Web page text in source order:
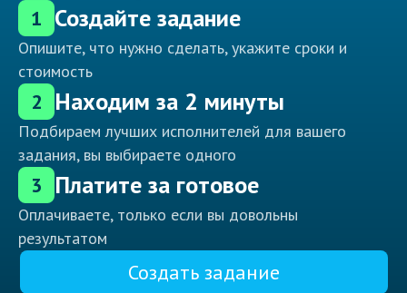
1 Создайте задание
Опишите, что нужно сделать, укажите сроки и
стоимость
2 Находим за 2 минуты
Подбираем лучших исполнителей для вашего
задания, вы выбираете одного
3 Платите за готовое
Оплачиваете, только если вы довольны
результатом
Создать задание